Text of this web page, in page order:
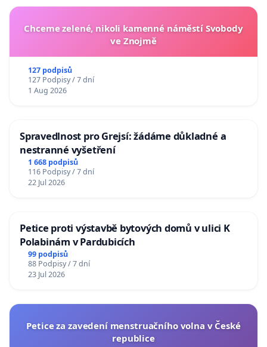
Chceme zelené, nikoli kamenné náměstí Svobody
ve Znojmě
127 podpisů
127 Podpisy / 7 dní
1 Aug 2026
Spravedlnost pro Grejsí: žádáme důkladné a
nestranné vyšetření
1 668 podpisů
116 Podpisy / 7 dní
22 Jul 2026
Petice proti výstavbě bytových domů v ulici K
Polabinám v Pardubicích
99 podpisů
88 Podpisy / 7 dní
23 Jul 2026
Petice za zavedení menstruačního volna v České
republice